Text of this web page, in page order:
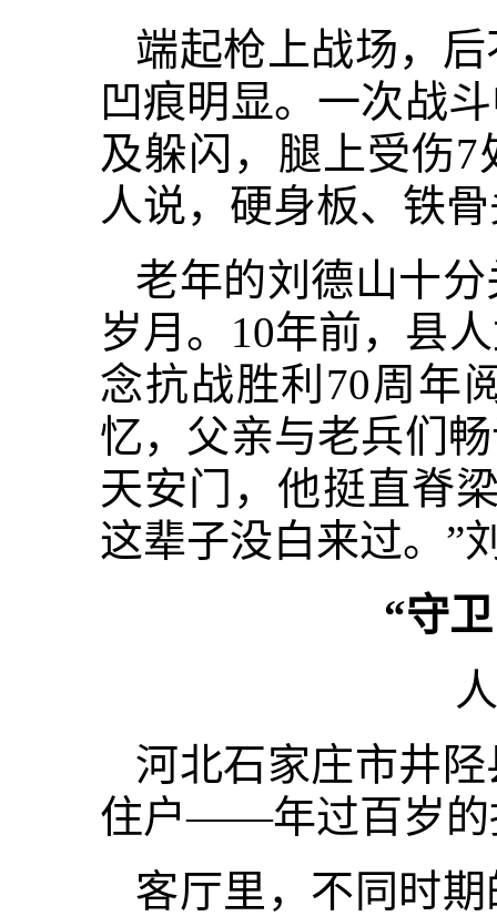
端起枪上战场，
凹痕明显。一次战
及躲闪，腿上受伤
人说，硬身板、铁
老年的刘德山十
岁月。10年前，县
念抗战胜利70周年
忆，父亲与老兵们
天安门，他挺直脊
这辈子没白来过。”
“守
河北石家庄市井
住户——年过百岁的
客厅里，不同时